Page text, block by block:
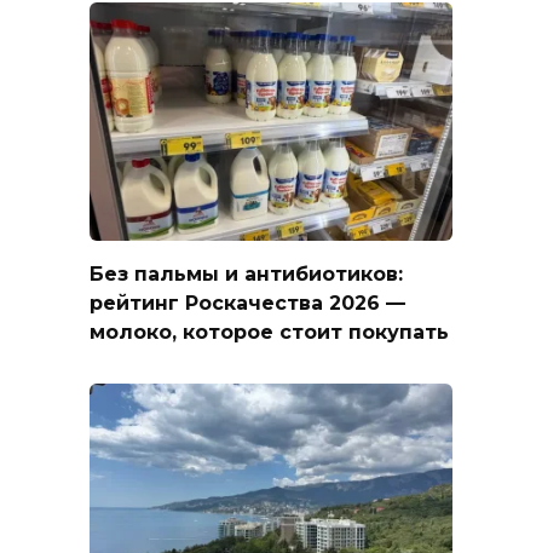
Без пальмы и антибиотиков:
рейтинг Роскачества 2026 —
молоко, которое стоит покупать